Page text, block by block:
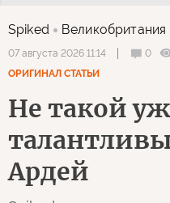
Spiked Великобритания
07 августа 2026 11:14 0
ОРИГИНАЛ СТАТЬИ
Не такой уж
Ардей